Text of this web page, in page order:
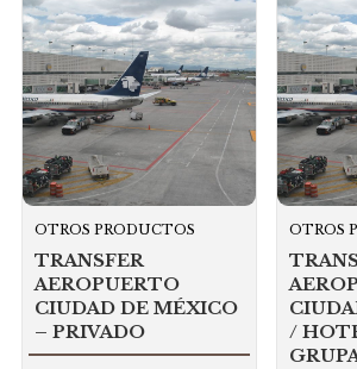
OTROS PRODUCTOS
TRANSFER
AEROPUERTO
CIUDAD DE MÉXICO
– PRIVADO
OTROS
/